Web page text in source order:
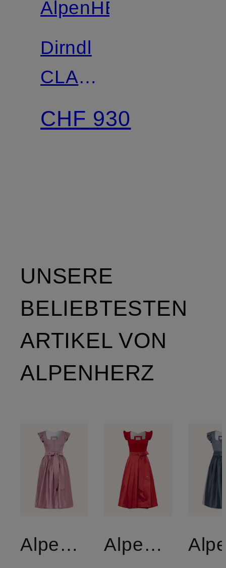
AlpenHERZ
Dirndl
CLAUDIA
mit
Glitzergarn
CHF 930
UNSERE
BELIEBTESTEN
ARTIKEL VON
ALPENHERZ
AlpenHERZ
AlpenHERZ